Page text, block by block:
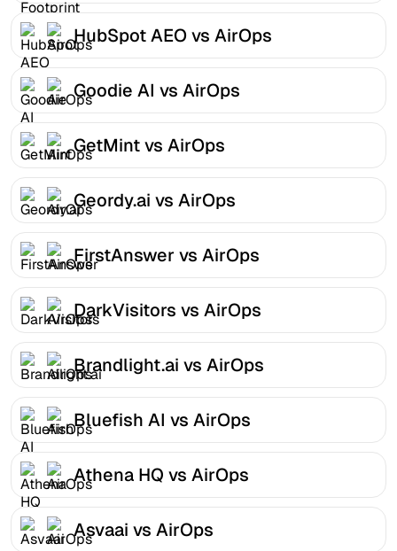
HubSpot AEO vs AirOps
Goodie AI vs AirOps
GetMint vs AirOps
Geordy.ai vs AirOps
FirstAnswer vs AirOps
DarkVisitors vs AirOps
Brandlight.ai vs AirOps
Bluefish AI vs AirOps
Athena HQ vs AirOps
Asvaai vs AirOps